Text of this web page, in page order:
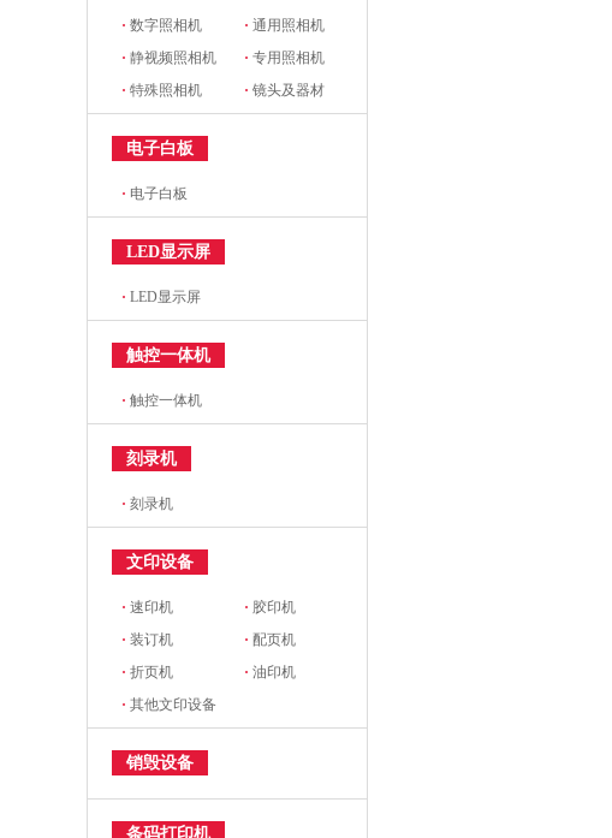
·数字照相机 ·通用照相机
·静视频照相机 ·专用照相机
·特殊照相机 ·镜头及器材
电子白板
· 电子白板
LED显示屏
·LED显示屏
触控一体机
·触控一体机
刻录机
·刻录机
文印设备
·速印机 · 胶印机
·装订机 · 配页机
·折页机 ·油印机
·其他文印设备
销毁设备
条码打印机